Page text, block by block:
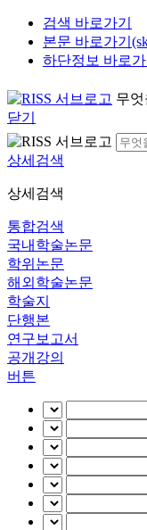
검색 바로가기
본문 바로가기
하단정보 바로가
무
닫기
상세검색
상세검색
통합검색
국내학술논문
학위논문
해외학술논문
학술지
단행본
연구보고서
공개강의
버튼